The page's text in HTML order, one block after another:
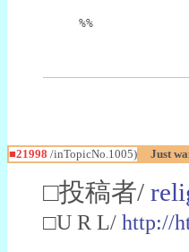
%%
■21998 /inTopicNo.1005) Just
□投稿者/
□U R L/ http://